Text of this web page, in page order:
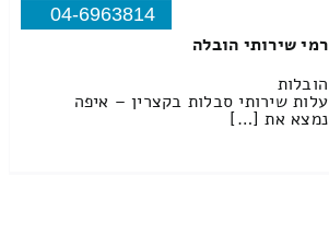
04-6963814
רמי שירותי הובלה
הובלות
עלות שירותי סבלות בקצרין – איפה
נמצא את […]